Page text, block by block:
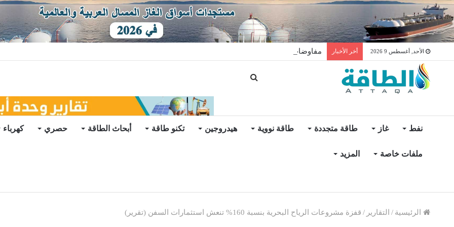
الأحد, أغسطس 9 2026 أخر الأخبار مفاوضات لتخزين النفط العراقي في الخارج
نفط غاز طاقة متجددة طاقة نووية هيدروجين تكنو طاقة أبحاث الطاقة حصري كهرباء
ملفات خاصة المزيد
الرئيسية / التقارير / قفزة مشروعات الرياح البحرية بنسبة 160% تنعش استثمارات السفن (تقرير)